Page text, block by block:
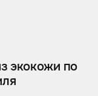
экокожи по